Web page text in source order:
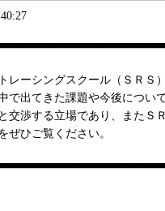
レーシングスクール（ＳＲＳ
で出てきた課題や今後につい
交渉する立場であり、またＳ
ぜひご覧ください。